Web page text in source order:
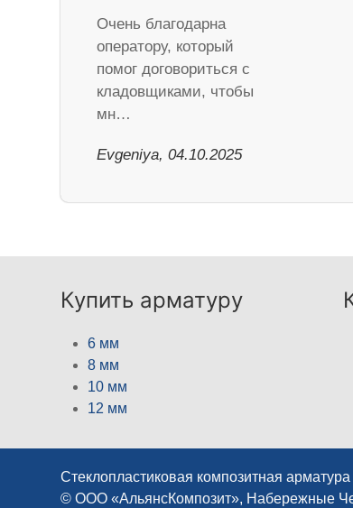
Очень благодарна
оператору, который
помог договориться с
кладовщиками, чтобы
мн…
Evgeniya, 04.10.2025
Купить арматуру
6 мм
8 мм
10 мм
12 мм
Стеклопластиковая композитная
© ООО «АльянсКомпозит», Набережные